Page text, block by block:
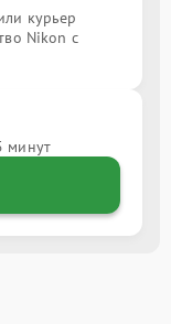
курьер
Nikon с
минут